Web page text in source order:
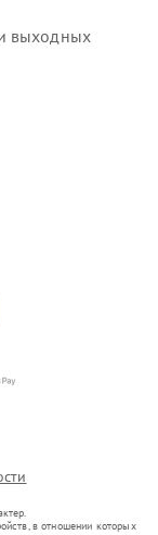
выходных
в отношении которых